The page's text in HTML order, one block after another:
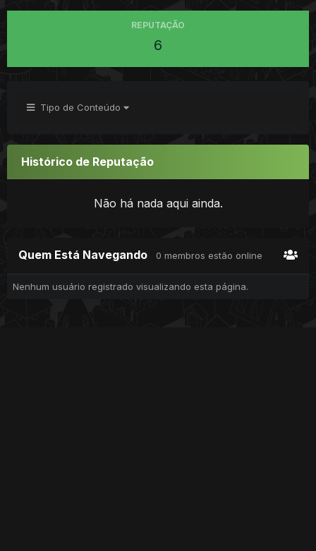
REPUTAÇÃO
6
Tipo de Conteúdo
Histórico de Reputação
Não há nada aqui ainda.
Quem Está Navegando 0 membros estão online
Nenhum usuário registrado visualizando esta página.